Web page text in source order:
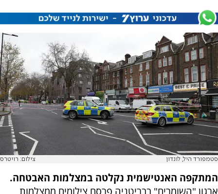
סטמפורד היל, לונדון צילום: רויטרס
המתקפה האנטישמית נקלטה במצלמות האבטחה.